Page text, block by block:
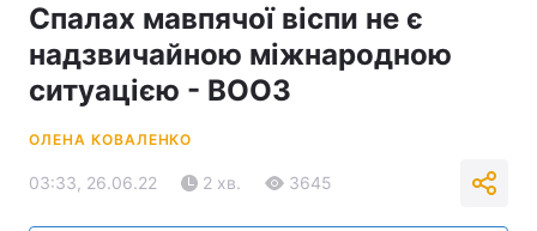
Спалах мавпячої віспи не є
надзвичайною міжнародною
ситуацією - ВООЗ
ОЛЕНА КОВАЛЕНКО
03:33, 26.06.22 2 хв. 3645